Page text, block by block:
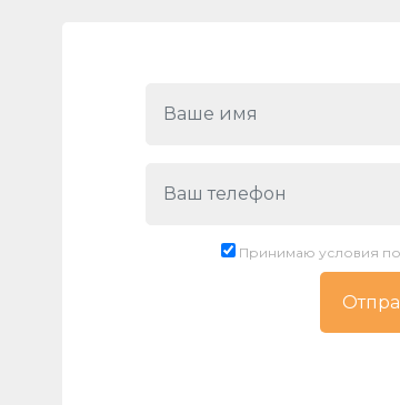
Принимаю условия